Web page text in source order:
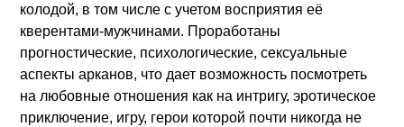
колодой, в том числе с учетом восприятия её
кверентами-мужчинами. Проработаны
прогностические, психологические, сексуальные
аспекты арканов, что дает возможность посмотреть
на любовные отношения как на интригу, эротическое
приключение, игру, герои которой почти никогда не